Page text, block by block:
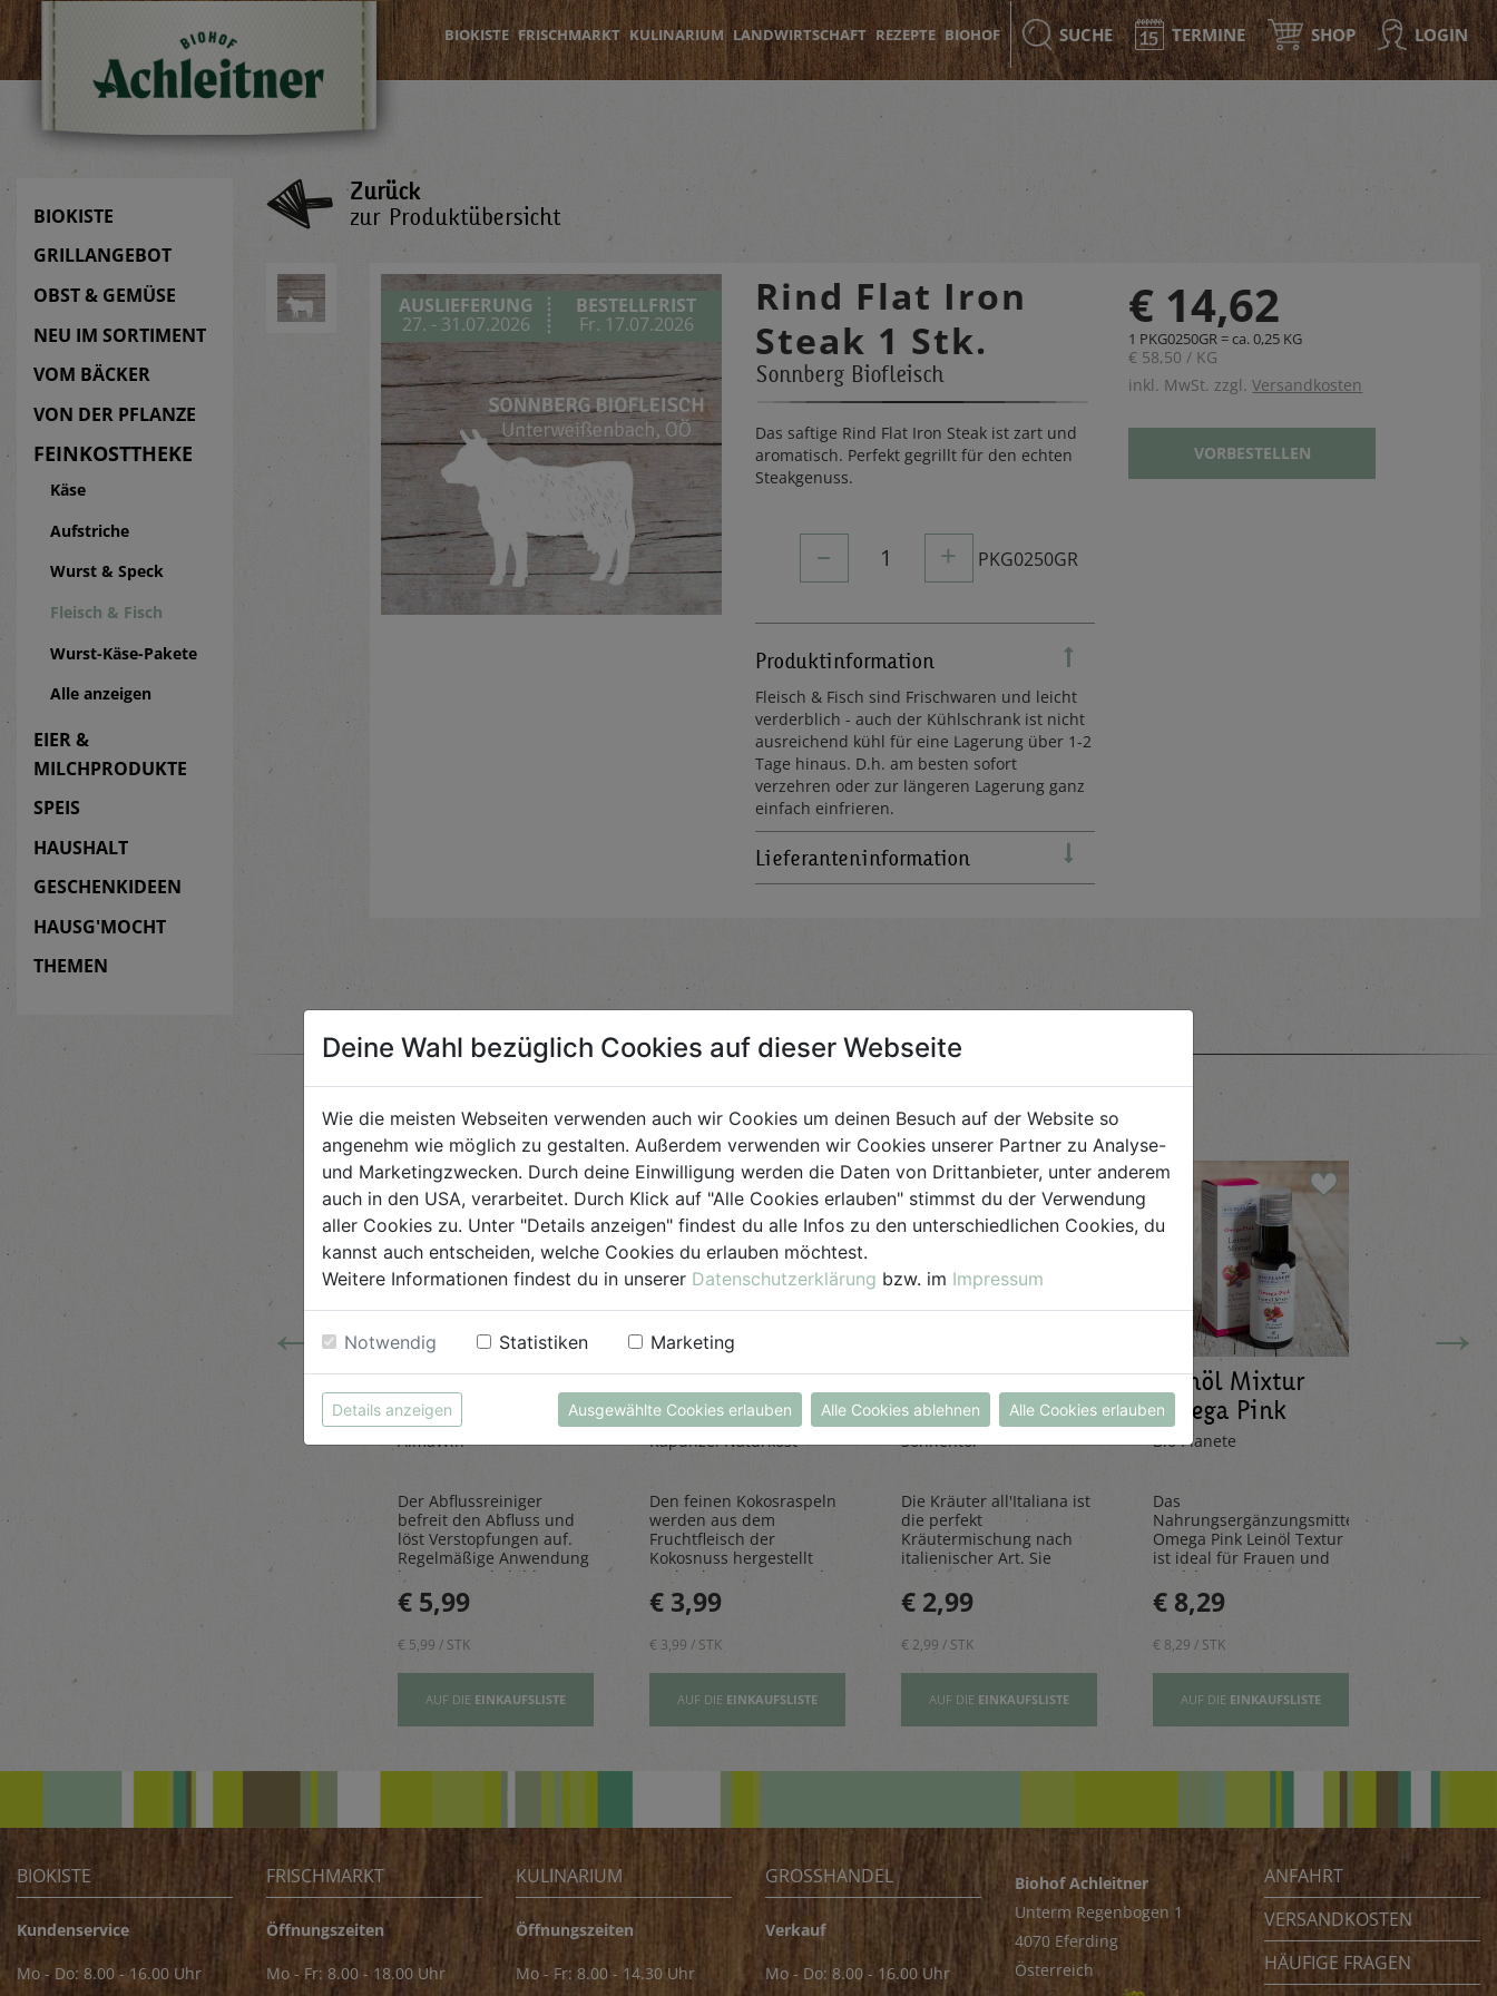
BIOKISTE FRISCHMARKT KULINARIUM LANDWIRTSCHAFT REZEPTE BIOHOF SUCHE TERMINE SHOP LOGIN
BIOKISTE
GRILLANGEBOT
OBST & GEMÜSE
NEU IM SORTIMENT
VOM BÄCKER
VON DER PFLANZE
FEINKOSTTHEKE
Käse
Aufstriche
Wurst & Speck
Fleisch & Fisch
Wurst-Käse-Pakete
Alle anzeigen
EIER &
MILCHPRODUKTE
SPEIS
HAUSHALT
GESCHENKIDEEN
HAUSG'MOCHT
THEMEN
Zurück
zur Produktübersicht
AUSLIEFERUNG
27. - 31.07.2026
BESTELLFRIST
Fr. 17.07.2026
Rind Flat Iron
Steak 1 Stk.
Sonnberg Biofleisch
Das saftige Rind Flat Iron Steak ist zart und
aromatisch. Perfekt gegrillt für den echten
Steakgenuss.
– 1 + PKG0250GR
Produktinformation
Fleisch & Fisch sind Frischwaren und leicht
verderblich - auch der Kühlschrank ist nicht
ausreichend kühl für eine Lagerung über 1-2
Tage hinaus. D.h. am besten sofort
verzehren oder zur längeren Lagerung ganz
einfach einfrieren.
Lieferanteninformation
€ 14,62
1 PKG0250GR = ca. 0,25 KG
€ 58,50 / KG
inkl. MwSt. zzgl.Versandkosten
VORBESTELLEN
Bio-Produkte
für Jedermann
←
Steinpilze getrocknet,
Wäldern des malerischen
Saucen
Abflussreiniger
1L
AlmaWin
Der Abflussreiniger
befreit den Abfluss und
löst Verstopfungen auf.
Regelmäßige Anwendung
beugt Geruchsbildung
vor.
€ 5,99
€ 5,99 / STK
AUF DIE EINKAUFSLISTE
Kokosraspeln
250g
Rapunzel Naturkost
Den feinen Kokosraspeln
werden aus dem
Fruchtfleisch der
Kokosnuss hergestellt
und geben einen Hauch
Exotik in köstliche Kuchen
& Kekse
€ 3,99
€ 3,99 / STK
AUF DIE EINKAUFSLISTE
Kräuter
all'Italiana 20g
Sonnentor
Die Kräuter all'Italiana ist
die perfekt
Kräutermischung nach
italienischer Art. Sie
rundet Pizzen, Risottos
und Pastagerichte ab.
€ 2,99
€ 2,99 / STK
AUF DIE EINKAUFSLISTE
Leinöl Mixtur
Omega Pink
100ml
Bio Planete
Das
Nahrungsergänzungsmittel
Omega Pink Leinöl Textur
ist ideal für Frauen und
Mädchen – reich an
Vitamin E und wertovllen
Omega-3-Fettsäuren
€ 8,29
€ 8,29 / STK
AUF DIE EINKAUFSLISTE
perfekt für
→
BIOKISTE
Kundenservice
Mo - Do: 8.00 - 16.00 Uhr
FRISCHMARKT
Öffnungszeiten
Mo - Fr: 8.00 - 18.00 Uhr
KULINARIUM
Öffnungszeiten
Mo - Fr: 8.00 - 14.30 Uhr
GROSSHANDEL
Verkauf
Mo - Do: 8.00 - 16.00 Uhr
Biohof Achleitner
Unterm Regenbogen 1
4070 Eferding
Österreich
ANFAHRT
VERSANDKOSTEN
HÄUFIGE FRAGEN
Deine Wahl bezüglich Cookies auf dieser Webseite
Wie die meisten Webseiten verwenden auch wir Cookies um deinen Besuch auf der Website so
angenehm wie möglich zu gestalten. Außerdem verwenden wir Cookies unserer Partner zu Analyse-
und Marketingzwecken. Durch deine Einwilligung werden die Daten von Drittanbieter, unter anderem
auch in den USA, verarbeitet. Durch Klick auf "Alle Cookies erlauben" stimmst du der Verwendung
aller Cookies zu. Unter "Details anzeigen" findest du alle Infos zu den unterschiedlichen Cookies, du
kannst auch entscheiden, welche Cookies du erlauben möchtest.
Weitere Informationen findest du in unserer Datenschutzerklärung bzw. im Impressum
Notwendig Statistiken Marketing
Details anzeigen Ausgewählte Cookies erlauben Alle Cookies ablehnen Alle Cookies erlauben